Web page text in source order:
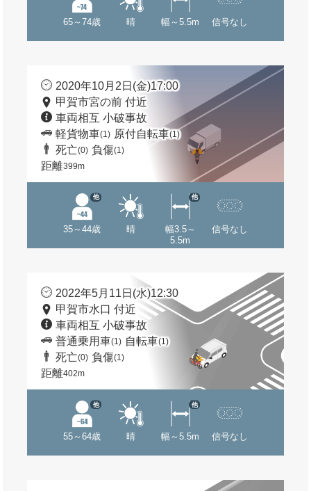
65～74歳 晴 幅～5.5m 信号なし
2020年10月2日(金)17:00
甲賀市宮の前 付近
車両相互 小破事故
軽貨物車(1) 原付自転車(1)
死亡(0) 負傷(1)
距離399m
35～44歳
他
晴
幅3.5～
5.5m
他
信号なし
2022年5月11日(水)12:30
甲賀市水口 付近
車両相互 小破事故
普通乗用車(1) 自転車(1)
死亡(0) 負傷(1)
距離402m
55～64歳
他
晴 幅～5.5m
他
信号なし